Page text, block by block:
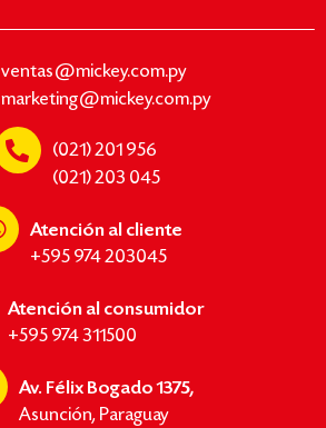
ventas@mickey.com.py
marketing@mickey.com.py
(021) 201 956
(021) 203 045
Atención al cliente
+595 974 203045
Atención al consumidor
+595 974 311500
Av. Félix Bogado 1375,
Asunción, Paraguay